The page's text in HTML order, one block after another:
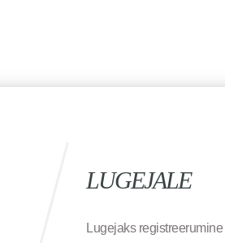
LUGEJALE
Lugejaks registreerumine